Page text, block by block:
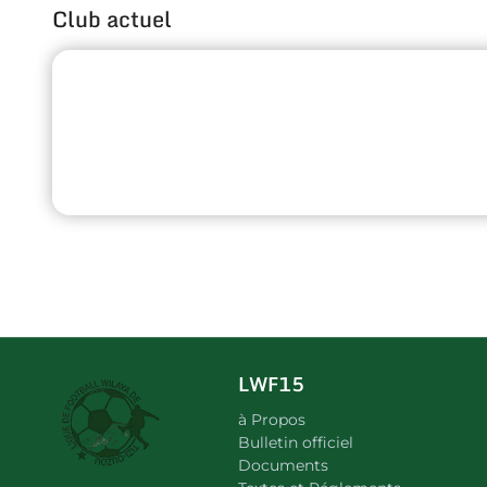
Club actuel
LWF15
à Propos
Bulletin officiel
Documents